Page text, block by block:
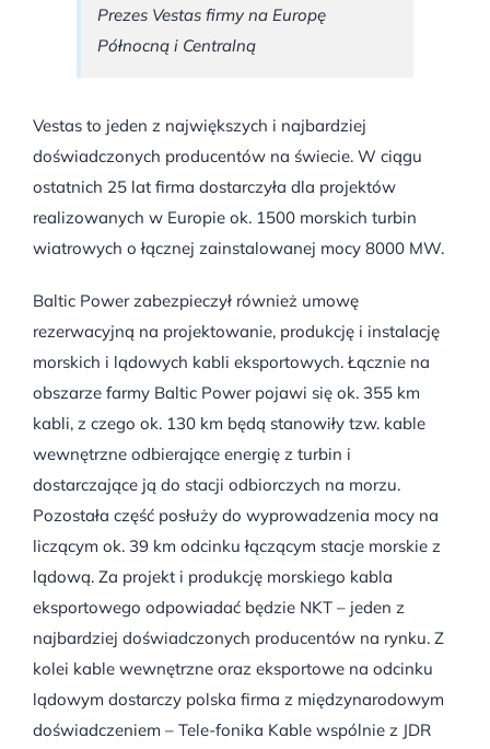
Prezes Vestas firmy na Europę
Północną i Centralną
Vestas to jeden z największych i najbardziej
doświadczonych producentów na świecie. W ciągu
ostatnich 25 lat firma dostarczyła dla projektów
realizowanych w Europie ok. 1500 morskich turbin
wiatrowych o łącznej zainstalowanej mocy 8000 MW.
Baltic Power zabezpieczył również umowę
rezerwacyjną na projektowanie, produkcję i instalację
morskich i lądowych kabli eksportowych. Łącznie na
obszarze farmy Baltic Power pojawi się ok. 355 km
kabli, z czego ok. 130 km będą stanowiły tzw. kable
wewnętrzne odbierające energię z turbin i
dostarczające ją do stacji odbiorczych na morzu.
Pozostała część posłuży do wyprowadzenia mocy na
liczącym ok. 39 km odcinku łączącym stacje morskie z
lądową. Za projekt i produkcję morskiego kabla
eksportowego odpowiadać będzie NKT – jeden z
najbardziej doświadczonych producentów na rynku. Z
kolei kable wewnętrzne oraz eksportowe na odcinku
lądowym dostarczy polska firma z międzynarodowym
doświadczeniem – Tele-fonika Kable wspólnie z JDR